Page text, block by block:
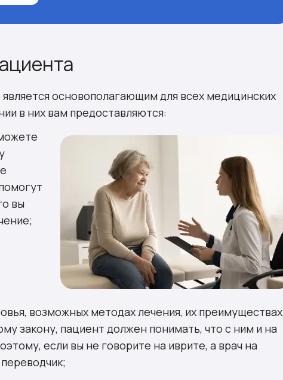
основополагающим для всех медицинских
в них вам предоставляются:
вы
возможных методах лечения, их преимуществах
закону, пациент должен понимать, что с ним и на
если вы не говорите на иврите, а врач на